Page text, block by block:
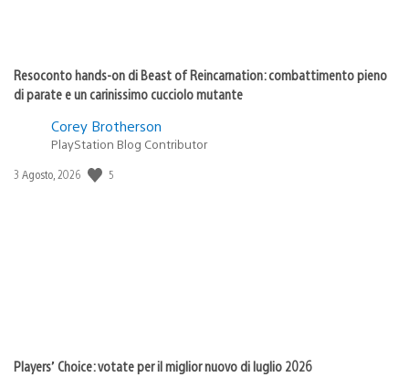
Resoconto hands-on di Beast of Reincarnation: combattimento pieno
di parate e un carinissimo cucciolo mutante
Corey Brotherson
PlayStation Blog Contributor
Data
3 Agosto, 2026 5
Players’ Choice: votate per il miglior nuovo di luglio 2026